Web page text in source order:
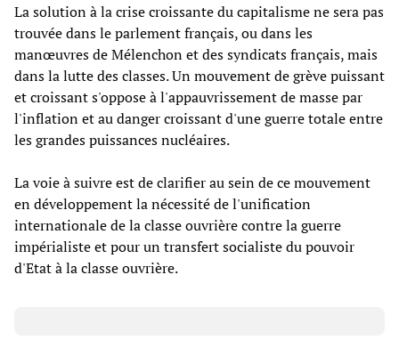
La solution à la crise croissante du capitalisme ne sera pas
trouvée dans le parlement français, ou dans les
manœuvres de Mélenchon et des syndicats français, mais
dans la lutte des classes. Un mouvement de grève puissant
et croissant s'oppose à l'appauvrissement de masse par
l'inflation et au danger croissant d'une guerre totale entre
les grandes puissances nucléaires.
La voie à suivre est de clarifier au sein de ce mouvement
en développement la nécessité de l'unification
internationale de la classe ouvrière contre la guerre
impérialiste et pour un transfert socialiste du pouvoir
d'Etat à la classe ouvrière.